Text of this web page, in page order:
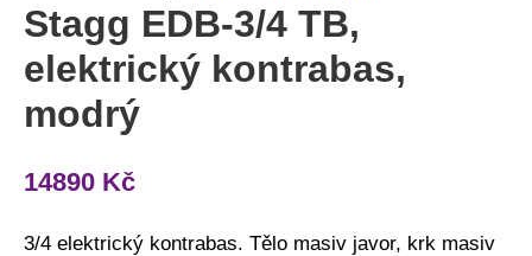
Stagg EDB-3/4 TB,
elektrický kontrabas,
modrý
14890 Kč
3/4 elektrický kontrabas. Tělo masiv javor, krk masiv